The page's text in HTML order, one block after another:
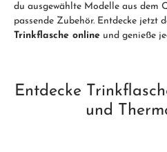
du ausgewählte Modelle aus dem
passende Zubehör. Entdecke jetzt
Trinkflasche online und genieße
Entdecke
und